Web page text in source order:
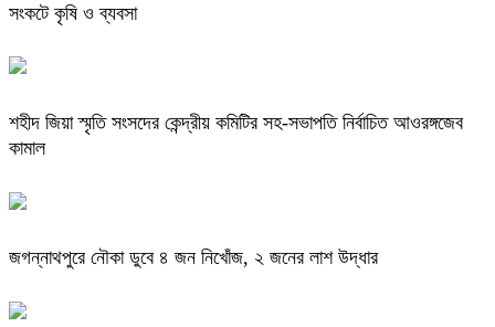
সংকটে কৃষি ও ব্যবসা
শহীদ জিয়া স্মৃতি সংসদের কেন্দ্রীয় কমিটির সহ-সভাপতি নির্বাচিত আওরঙ্গজেব
কামাল
জগন্নাথপুরে নৌকা ডুবে ৪ জন নিখোঁজ, ২ জনের লাশ উদ্ধার